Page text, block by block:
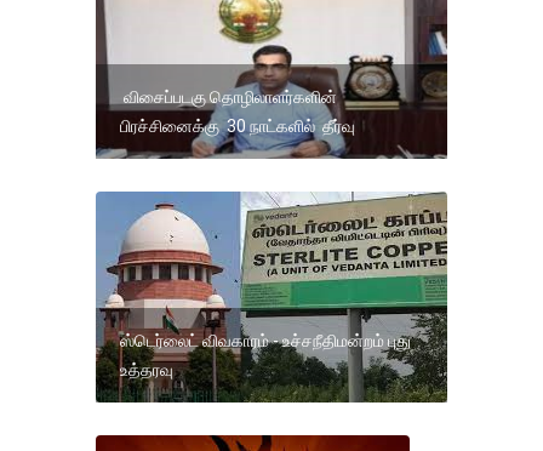
விசைப்படகு தொழிலாளர்களின்
பிரச்சினைக்கு 30 நாட்களில் தீர்வு
ஸ்டெர்லைட் விவகாரம் - உச்சநீதிமன்றம் புது
உத்தரவு